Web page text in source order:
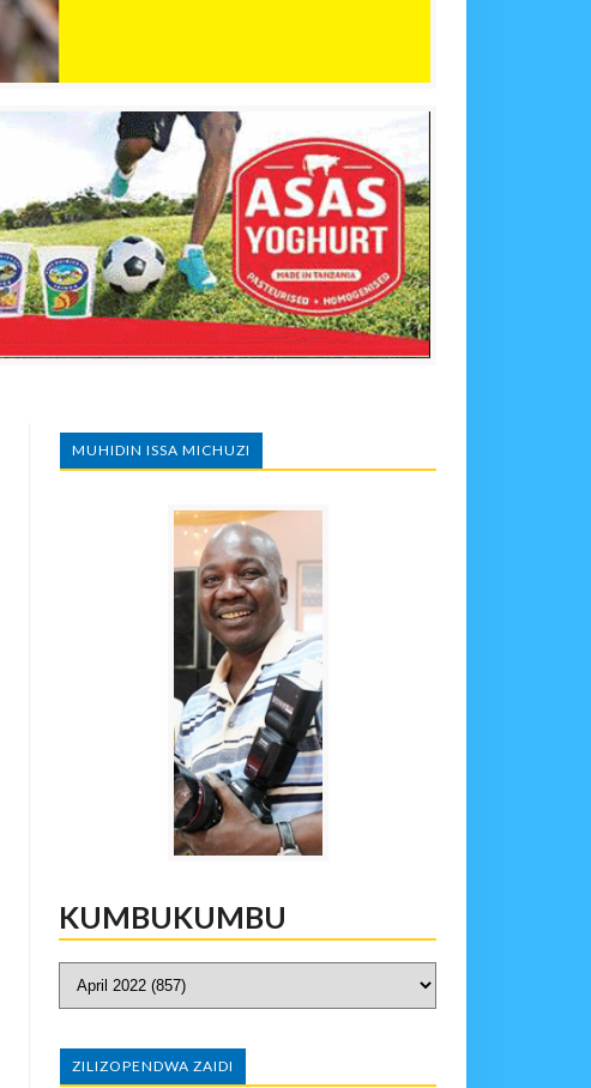
MUHIDIN ISSA MICHUZI
KUMBUKUMBU
ZILIZOPENDWA ZAIDI